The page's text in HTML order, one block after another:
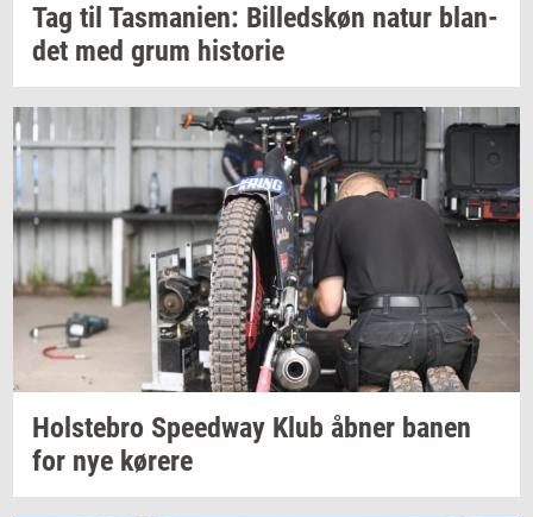
Tag til Tas­ma­ni­en: Bil­leds­køn natur blan­
det med grum hi­sto­rie
Holste­bro Spe­edway Klub åbner banen
for nye kø­re­re